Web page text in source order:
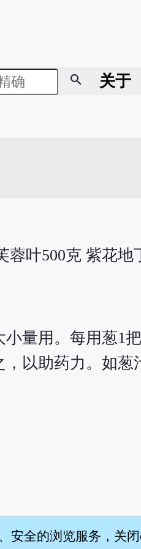
search 关于
叶500克 紫花地
量用。每用葱1
以助药力。如葱
安全的浏览服务，关